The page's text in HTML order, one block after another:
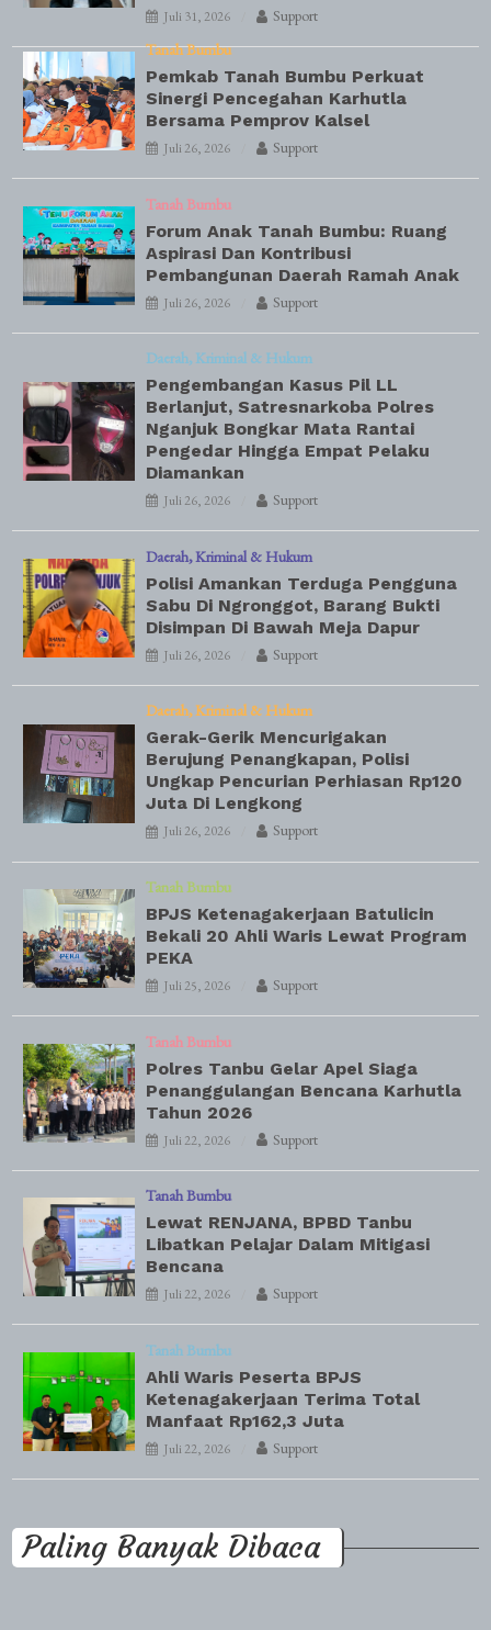
Juli 31, 2026
Support
Tanah Bumbu
Pemkab Tanah Bumbu Perkuat
Sinergi Pencegahan Karhutla
Bersama Pemprov Kalsel
Juli 26, 2026 Support
Tanah Bumbu
Forum Anak Tanah Bumbu: Ruang
Aspirasi Dan Kontribusi
Pembangunan Daerah Ramah Anak
Juli 26, 2026 Support
Daerah Kriminal & Hukum
Pengembangan Kasus Pil LL
Berlanjut, Satresnarkoba Polres
Nganjuk Bongkar Mata Rantai
Pengedar Hingga Empat Pelaku
Diamankan
Juli 26, 2026 Support
Daerah Kriminal & Hukum
Polisi Amankan Terduga Pengguna
Sabu Di Ngronggot, Barang Bukti
Disimpan Di Bawah Meja Dapur
Juli 26, 2026 Support
Daerah Kriminal & Hukum
Gerak-Gerik Mencurigakan
Berujung Penangkapan, Polisi
Ungkap Pencurian Perhiasan Rp120
Juta Di Lengkong
Juli 26, 2026 Support
Tanah Bumbu
BPJS Ketenagakerjaan Batulicin
Bekali 20 Ahli Waris Lewat Program
PEKA
Juli 25, 2026 Support
Tanah Bumbu
Polres Tanbu Gelar Apel Siaga
Penanggulangan Bencana Karhutla
Tahun 2026
Juli 22, 2026 Support
Tanah Bumbu
Lewat RENJANA, BPBD Tanbu
Libatkan Pelajar Dalam Mitigasi
Bencana
Juli 22, 2026 Support
Tanah Bumbu
Ahli Waris Peserta BPJS
Ketenagakerjaan Terima Total
Manfaat Rp162,3 Juta
Juli 22, 2026 Support
Paling Banyak Dibaca